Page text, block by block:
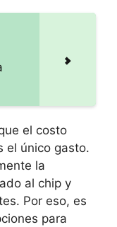
el costo
el único gasto.
la
al chip y
Por eso, es
para